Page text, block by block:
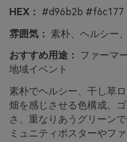
HEX： #d96b2b
雰囲気： 素朴、ヘルシー
おすすめ用途：
ファーマ
地域イベント
素朴でヘルシー、干し草
畑を感じさせる色構成。
さ、重なりあうグリーン
ミュニティポスターやフ